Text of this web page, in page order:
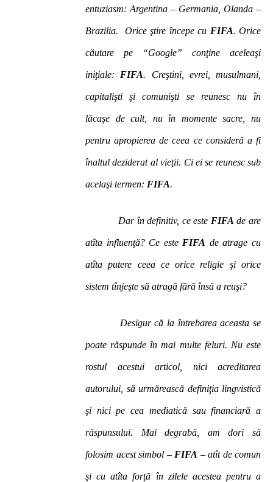
entuziasm: Argentina – Germania, Olanda –
Brazilia. Orice ştire începe cu FIFA. Orice
căutare pe “Google” conţine aceleaşi
iniţiale: FIFA. Creştini, evrei, musulmani,
capitalişti şi comunişti se reunesc nu în
lăcaşe de cult, nu în momente sacre, nu
pentru apropierea de ceea ce consideră a fi
înaltul deziderat al vieţii. Ci ei se reunesc sub
acelaşi termen: FIFA.
Dar în definitiv, ce este FIFA de are
atîta influenţă? Ce este FIFA de atrage cu
atîta putere ceea ce orice religie şi orice
sistem tînjeşte să atragă fără însă a reuşi?
Desigur că la întrebarea aceasta se
poate răspunde în mai multe feluri. Nu este
rostul acestui articol, nici acreditarea
autorului, să urmărească definiţia lingvistică
şi nici pe cea mediatică sau financiară a
răspunsului. Mai degrabă, am dori să
folosim acest simbol – FIFA – atît de comun
şi cu atîta forţă în zilele acestea pentru a